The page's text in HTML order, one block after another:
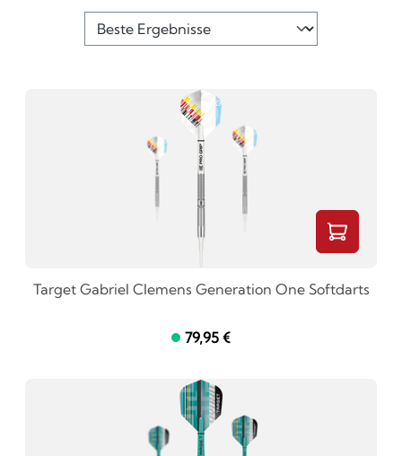
Target Gabriel Clemens Generation One Softdarts
79,95 €